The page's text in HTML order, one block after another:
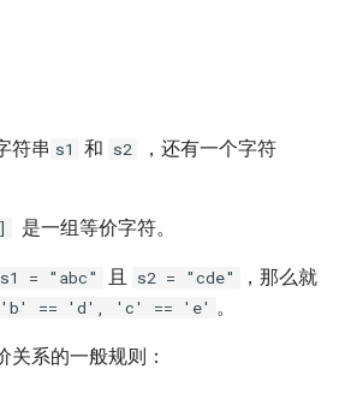
1 的个
之和
数
最短子
符串 s1 和 s2
，还有一个字符
是一组等价字符。
s1 = "abc" 且 s2 = "cde"
，那么就
== 'd', 'c' == 'e' 。
关系的一般规则：